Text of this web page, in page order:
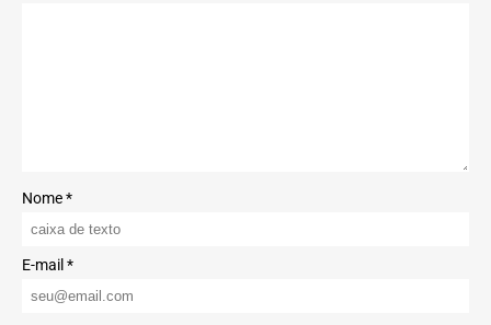
Nome *
E-mail *